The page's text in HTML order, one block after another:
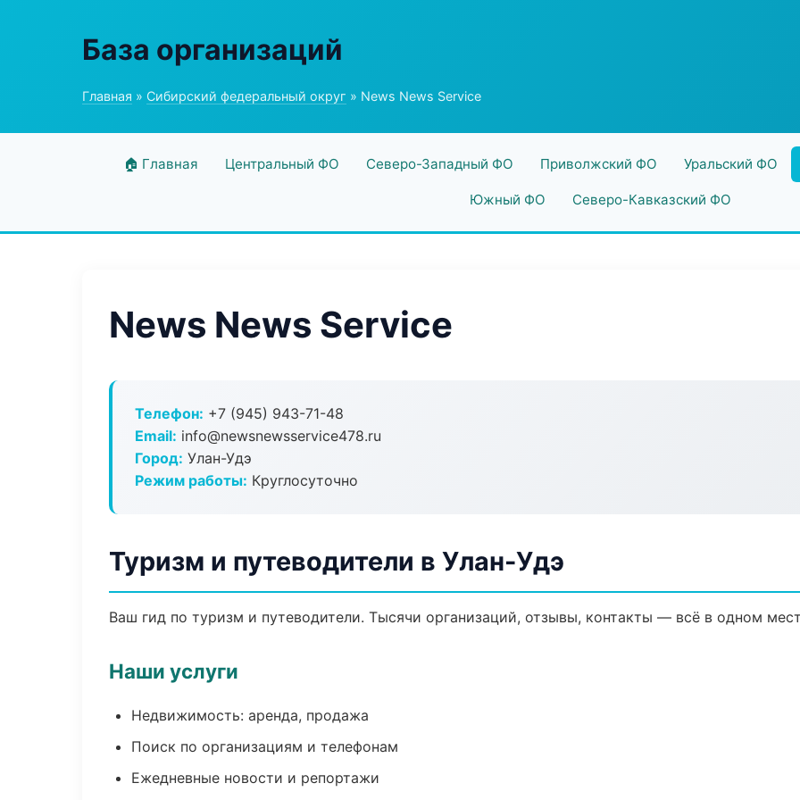
База организаций
Главная » Сибирский федеральный округ » News News Service
🏠 Главная Центральный ФО Северо-Западный ФО Приволжский ФО Уральский ФО
Южный ФО Северо-Кавказский ФО
News News Service
Телефон: +7 (945) 943-71-48
Email: info@newsnewsservice478.ru
Город: Улан-Удэ
Режим работы: Круглосуточно
Туризм и путеводители в Улан-Удэ
Ваш гид по туризм и путеводители. Тысячи организаций, отзывы, контакты — всё в одном
Наши услуги
Недвижимость: аренда, продажа
Поиск по организациям и телефонам
Ежедневные новости и репортажи